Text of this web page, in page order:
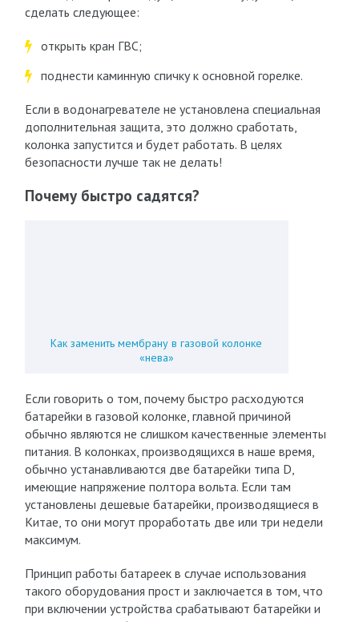
сделать следующее:
открыть кран ГВС;
поднести каминную спичку к основной горелке.
Если в водонагревателе не установлена специальная
дополнительная защита, это должно сработать,
колонка запустится и будет работать. В целях
безопасности лучше так не делать!
Почему быстро садятся?
Как заменить мембрану в газовой колонке
«нева»
Если говорить о том, почему быстро расходуются
батарейки в газовой колонке, главной причиной
обычно являются не слишком качественные элементы
питания. В колонках, производящихся в наше время,
обычно устанавливаются две батарейки типа D,
имеющие напряжение полтора вольта. Если там
установлены дешевые батарейки, производящиеся в
Китае, то они могут проработать две или три недели
максимум.
Принцип работы батареек в случае использования
такого оборудования прост и заключается в том, что
при включении устройства срабатывают батарейки и